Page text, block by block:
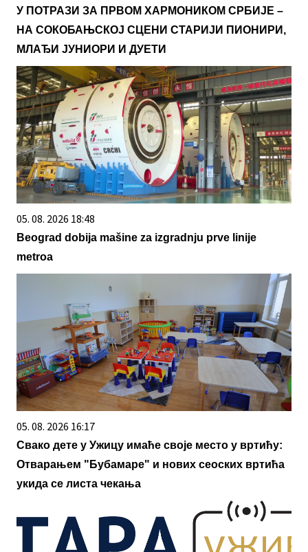
У ПОТРАЗИ ЗА ПРВОМ ХАРМОНИКОМ СРБИЈЕ –
НА СОКОБАЊСКОЈ СЦЕНИ СТАРИЈИ ПИОНИРИ,
МЛАЂИ ЈУНИОРИ И ДУЕТИ
05. 08. 2026 18:48
Beograd dobija mašine za izgradnju prve linije
metroa
05. 08. 2026 16:17
Свако дете у Ужицу имаће своје место у вртићу:
Отварањем "Бубамаре" и нових сеоских вртића
укида се листа чекања